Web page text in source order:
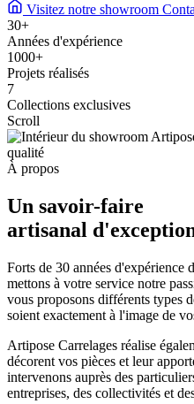
Visitez notre showroom
30+
Années d'expérience
1000+
Projets réalisés
7
Collections exclusives
Scroll
À propos
Un savoir-faire
artisanal
Forts de 30 années d'expérience
mettons à votre service notre
vous proposons différents types
soient exactement à l'image de
Artipose Carrelages réalise
décorent vos pièces et leur
intervenons auprès des
entreprises, des collectivités et